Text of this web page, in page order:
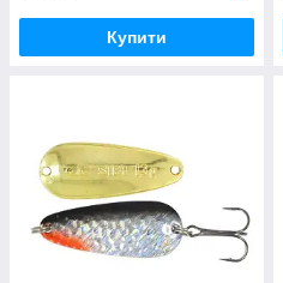
Купити